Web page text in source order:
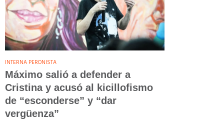
INTERNA PERONISTA
Máximo salió a defender a
Cristina y acusó al kicillofismo
de “esconderse” y “dar
vergüenza”